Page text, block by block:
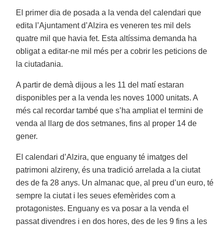
El primer dia de posada a la venda del calendari que
edita l’Ajuntament d’Alzira es veneren tes mil dels
quatre mil que havia fet. Esta altíssima demanda ha
obligat a editar-ne mil més per a cobrir les peticions de
la ciutadania.
A partir de demà dijous a les 11 del matí estaran
disponibles per a la venda les noves 1000 unitats. A
més cal recordar també que s’ha ampliat el termini de
venda al llarg de dos setmanes, fins al proper 14 de
gener.
El calendari d’Alzira, que enguany té imatges del
patrimoni alzireny, és una tradició arrelada a la ciutat
des de fa 28 anys. Un almanac que, al preu d’un euro, té
sempre la ciutat i les seues efemèrides com a
protagonistes. Enguany es va posar a la venda el
passat divendres i en dos hores, des de les 9 fins a les